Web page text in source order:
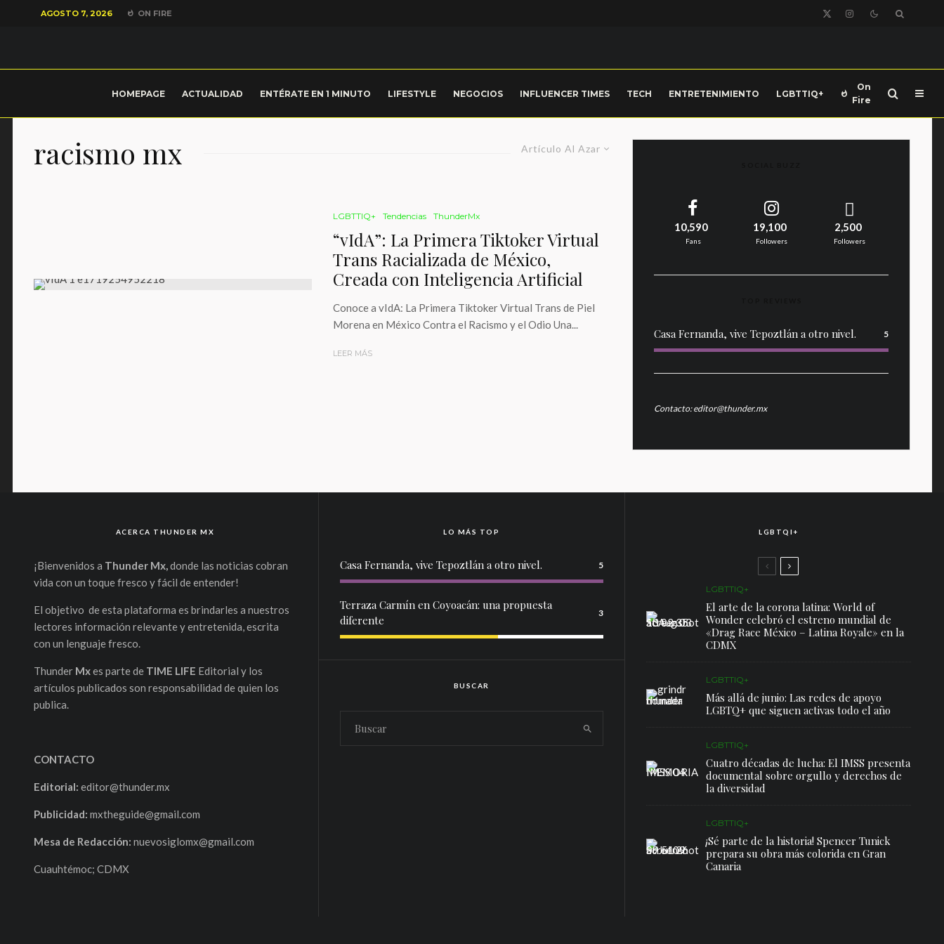
AGOSTO 7, 2026 ON FIRE
HOMEPAGE ACTUALIDAD ENTÉRATE EN 1 MINUTO LIFESTYLE NEGOCIOS INFLUENCER TIMES TECH ENTRETENIMIENTO LGBTTIQ+
On
Fire
Artículo Al Azar
racismo mx
LGBTTIQ+ Tendencias ThunderMx
“vIdA”: La Primera Tiktoker Virtual
Trans Racializada de México,
Creada con Inteligencia Artificial
Conoce a vIdA: La Primera Tiktoker Virtual Trans de Piel
Morena en México Contra el Racismo y el Odio Una...
LEER MÁS
10,590
Fans
19,100
Followers
2,500
Followers
Casa Fernanda, vive Tepoztlán a otro nivel. 5
Contacto: editor@thunder.mx
ACERCA THUNDER MX
¡Bienvenidos a Thunder Mx,donde las noticias cobran
vida con un toque fresco y fácil de entender!
El objetivo de esta plataforma es brindarles a nuestros
lectores información relevante y entretenida, escrita
con un lenguaje fresco.
ThunderMxes parte de TIME LIFE Editorial y los
artículos publicados son responsabilidad de quien los
publica.
CONTACTO
Editorial: editor@thunder.mx
Publicidad: mxtheguide@gmail.com
Mesa de Redacción: nuevosiglomx@gmail.com
Cuauhtémoc; CDMX
LO MÁS TOP
Casa Fernanda, vive Tepoztlán a otro nivel. 5
Terraza Carmín en Coyoacán: una propuesta
diferente
3
BUSCAR
LGBTQI+
LGBTTIQ+
El arte de la corona latina: World of
Wonder celebró el estreno mundial de
«Drag Race México – Latina Royale» en la
CDMX
LGBTTIQ+
Más allá de junio: Las redes de apoyo
LGBTQ+ que siguen activas todo el año
LGBTTIQ+
Cuatro décadas de lucha: El IMSS presenta
documental sobre orgullo y derechos de
la diversidad
LGBTTIQ+
¡Sé parte de la historia! Spencer Tunick
prepara su obra más colorida en Gran
Canaria